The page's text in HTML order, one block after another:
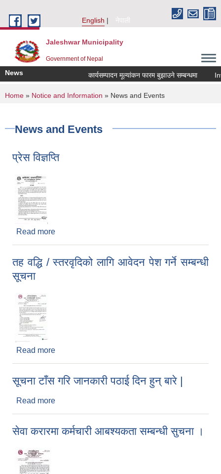
English
नेपाली
Jaleshwar Municipality
Government of Nepal
News कार्यसम्पादन मूल्यांकन फारम बुझाउने सम्बन्धमा
You are here
Home » Notice and Information » News and Events
News and Events
प्रेस विज्ञप्ति
Read more
तह वद्धि / स्तरवृदिको लागि आवेदन पेश गर्ने सम्बन्धी
सूचना
Read more
सूचना टाँस गरि जानकारी पठाई दिन हुन् बारे |
Read more
सेवा करारमा कर्मचारी आबश्यकता सम्बन्धी सुचना ।